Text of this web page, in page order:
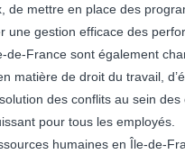
de mettre en place des
une gestion efficace des
de-France sont également
matière de droit du travail,
des conflits au sein
pour tous les employés.
humaines en Île-de-